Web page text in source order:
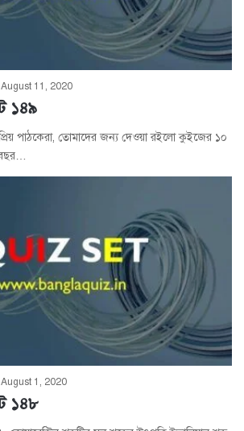
August 11, 2020
১৪৯
পাঠকেরা, তোমাদের জন্য দেওয়া রইলো কুইজের ১০
বছর…
August 1, 2020
১৪৮